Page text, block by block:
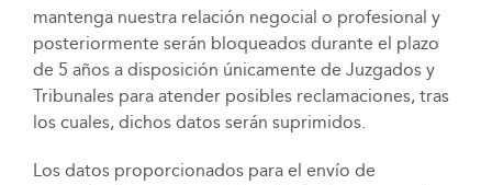
mantenga nuestra relación negocial o profesional y
posteriormente serán bloqueados durante el plazo
de 5 años a disposición únicamente de Juzgados y
Tribunales para atender posibles reclamaciones, tras
los cuales, dichos datos serán suprimidos.
Los datos proporcionados para el envío de